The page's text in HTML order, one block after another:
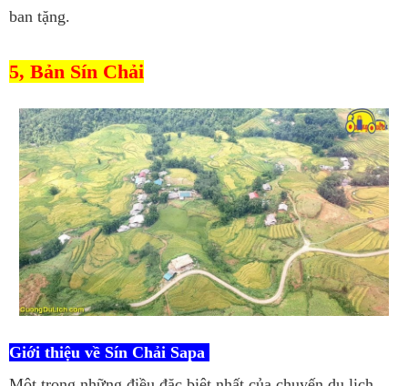
ban tặng.
5, Bản Sín Chải
Giới thiệu về Sín Chải Sapa